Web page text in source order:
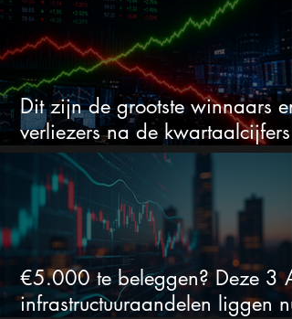
Dit zijn de grootste winnaars en
verliezers na de kwartaalcijfers
(2 springen eruit)
€5.000 te beleggen? Deze 3
infrastructuuraandelen liggen nu